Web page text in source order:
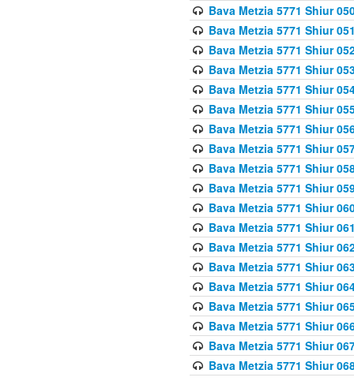
Bava Metzia 5771 Shiur
Bava Metzia 5771 Shiur
Bava Metzia 5771 Shiur
Bava Metzia 5771 Shiur
Bava Metzia 5771 Shiur
Bava Metzia 5771 Shiur
Bava Metzia 5771 Shiur
Bava Metzia 5771 Shiur
Bava Metzia 5771 Shiur
Bava Metzia 5771 Shiur
Bava Metzia 5771 Shiur
Bava Metzia 5771 Shiur
Bava Metzia 5771 Shiur
Bava Metzia 5771 Shiur
Bava Metzia 5771 Shiur
Bava Metzia 5771 Shiur
Bava Metzia 5771 Shiur
Bava Metzia 5771 Shiur
Bava Metzia 5771 Shiur